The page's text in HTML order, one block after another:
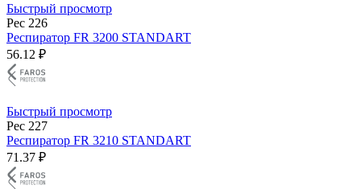
Быстрый просмотр
Рес 226
Респиратор FR 3200 STANDART
56.12 ₽
Быстрый просмотр
Рес 227
Респиратор FR 3210 STANDART
71.37 ₽